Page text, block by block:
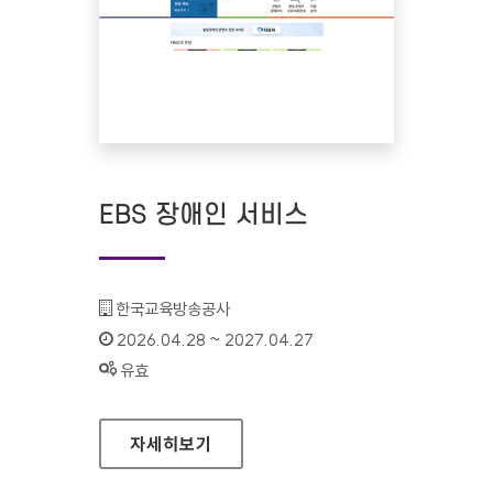
EBS 장애인 서비스
기관명 :
한국교육방송공사
인증기간 :
2026.04.28 ~ 2027.04.27
상태 :
유효
EBS 장애인 서비스
자세히보기